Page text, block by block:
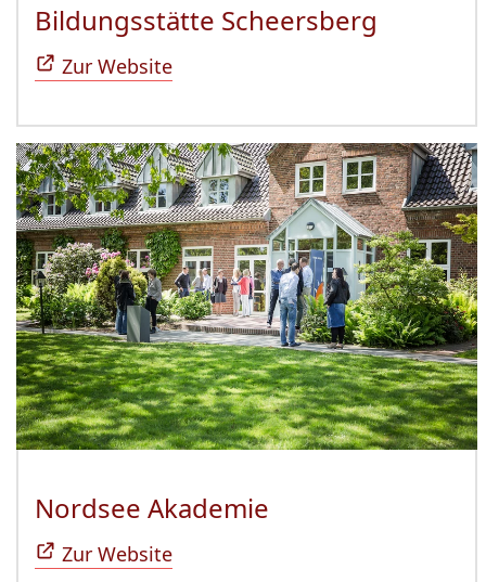
Bildungsstätte Scheersberg
Zur Website
Nordsee Akademie
Zur Website